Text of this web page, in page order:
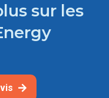
sur les